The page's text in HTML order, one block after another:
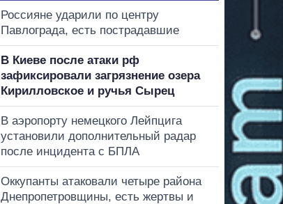
Россияне ударили по центру
Павлограда, есть пострадавшие
В Киеве после атаки рф
зафиксировали загрязнение озера
Кирилловское и ручья Сырец
В аэропорту немецкого Лейпцига
установили дополнительный радар
после инцидента с БПЛА
Оккупанты атаковали четыре района
Днепропетровщины, есть жертвы и